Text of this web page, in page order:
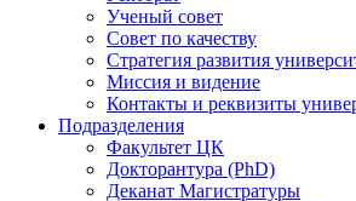
Ученый совет
Совет по качеству
Стратегия развития
Миссия и видение
Контакты и реквизиты
Подразделения
Факультет ЦК
Докторантура (PhD)
Деканат Магистратуры